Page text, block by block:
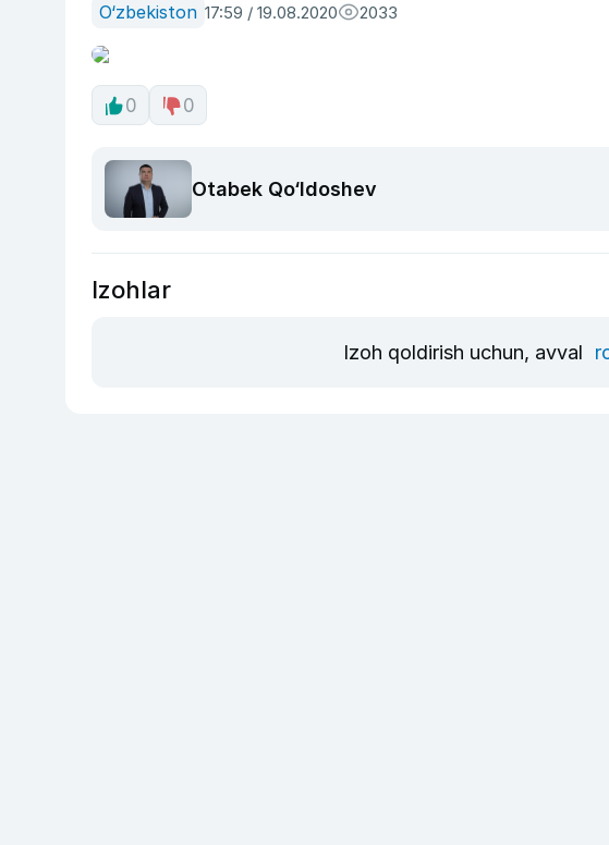
O‘zbekiston 17:59 / 19.08.2020 2033
0 0
Otabek Qo‘ldoshev
Izohlar
Izoh qoldirish uchun, avval